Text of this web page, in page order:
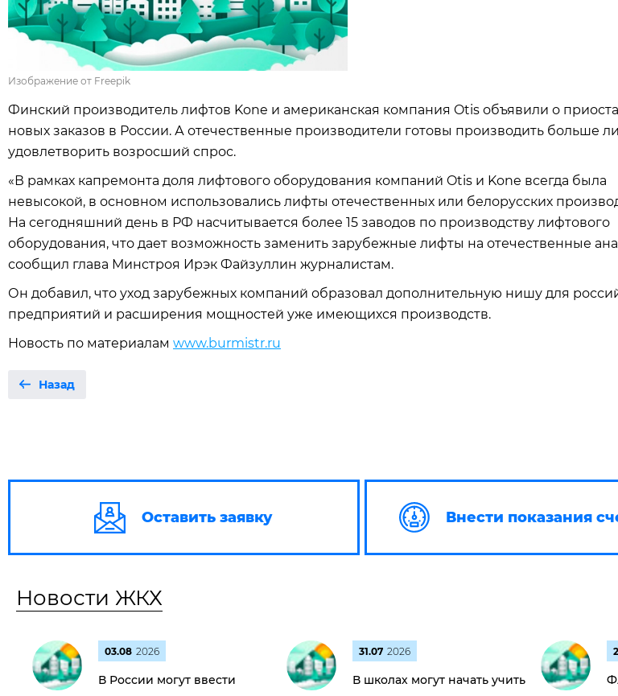
Изображение от Freepik
Финский производитель лифтов Kone и американская компания Otis объявили о
новых заказов в России. А отечественные производители готовы производить больше
удовлетворить возросший спрос.
«В рамках капремонта доля лифтового оборудования компаний Otis и Kone всегда была
невысокой, в основном использовались лифты отечественных или белорусских
На сегодняшний день в РФ насчитывается более 15 заводов по производству лифтового
оборудования, что дает возможность заменить зарубежные лифты на отечественные
сообщил глава Минстроя Ирэк Файзуллин журналистам.
Он добавил, что уход зарубежных компаний образовал дополнительную нишу для
предприятий и расширения мощностей уже имеющихся производств.
Новость по материалам www.burmistr.ru
Назад
Оставить заявку Внести показания
Новости ЖКХ
03.08 2026
В России могут ввести
31.07 2026
В школах могут начать учить